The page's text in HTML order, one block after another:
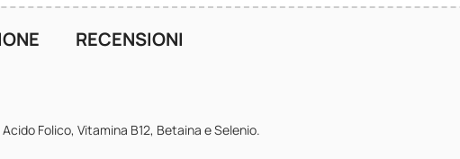
Folico, Vitamina B12, Betaina e Selenio.
RECENSIONI